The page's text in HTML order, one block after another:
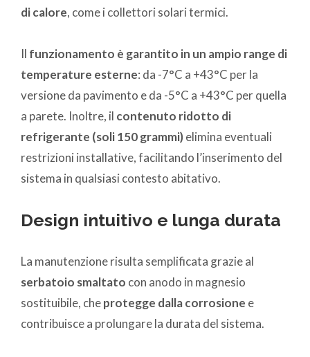
di calore, come i collettori solari termici.
Il funzionamento è garantito in un ampio range di
temperature esterne: da -7°C a +43°C per la
versione da pavimento e da -5°C a +43°C per quella
a parete. Inoltre, il contenuto ridotto di
refrigerante (soli 150 grammi)elimina eventuali
restrizioni installative, facilitando l’inserimento del
sistema in qualsiasi contesto abitativo.
Design intuitivo e lunga durata
La manutenzione risulta semplificata grazie al
serbatoio smaltato con anodo in magnesio
sostituibile, cheprotegge dalla corrosione e
contribuisce a prolungare la durata del sistema.